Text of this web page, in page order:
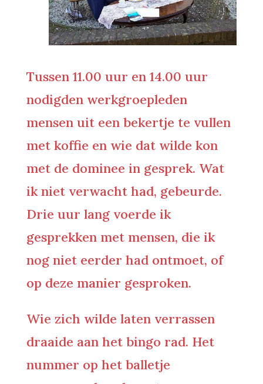
Tussen 11.00 uur en 14.00 uur
nodigden werkgroepleden
mensen uit een bekertje te vullen
met koffie en wie dat wilde kon
met de dominee in gesprek. Wat
ik niet verwacht had, gebeurde.
Drie uur lang voerde ik
gesprekken met mensen, die ik
nog niet eerder had ontmoet, of
op deze manier gesproken.
Wie zich wilde laten verrassen
draaide aan het bingo rad. Het
nummer op het balletje